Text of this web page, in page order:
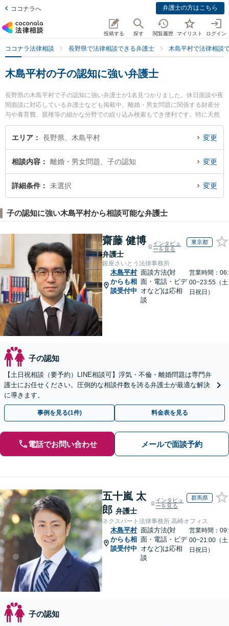
ココナラへ 弁護士の方はこちら
投稿する 探す 閲覧履歴 マイリスト ログイン
ココナラ法律相談 長野県で法律相談できる弁護士 木島平村で法律相談
木島平村の子の認知に強い弁護士
長野県の木島平村で子の認知に強い弁護士が1名見つかりました。休日面談や夜
間面談に対応している弁護士なども掲載中。離婚・男女問題に関係する財産分
与や養育費、親権等の細かな分野での絞り込み検索もでき便利です。特に天然
寺法律事務所の齊藤 善隆弁護士のプロフィール情報や弁護士費用、強みなどが
注目されています。『木島平村で土日や夜間に発生した子の認知のトラブルを
の弁護士に相談予約したい』などでお困りの相談者さんにおすすめです。
エリア 長野県、木島平村 変更
相談内容 離婚・男女問題、子の認知 変更
詳細条件 未選択 変更
子の認知に強い木島平村から相談可能な弁護士
齋藤 健博
弁護士
インタビュ
ーを見る
東京都
銀座さいとう法律事務所
木島平村
からも相
談受付中
面談方法(対
面・電話・ビデ
オなど)は応相
談
営業時間：06:
00~23:55（土
日祝日）
子の認知
【土日祝相談（要予約）LINE相談可】浮気・不倫・離婚問題は専門弁
護士にお任せください。圧倒的な相談件数を誇る弁護士が最適な解決
に導きます。
事例を見る(1件) 料金表を見る
電話でお問い合わせ メールで面談予約
五十嵐 太
郎 弁護士
インタビュ
ーを見る
群馬県
ネクスパート法律事務所 高崎オフィス
木島平村
からも相
談受付中
面談方法(対
面・電話・ビデ
オなど)は応相
談
営業時間：09:
00~21:00（土
日祝日）
子の認知